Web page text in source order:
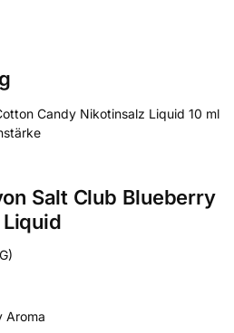
Candy Nikotinsalz Liquid 10 ml
Salt Club Blueberry
Aroma